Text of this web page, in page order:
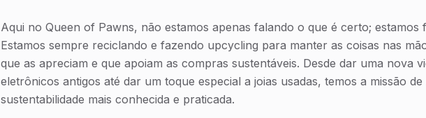
Aqui no Queen of Pawns, não estamos apenas falando o que é certo; estamos
Estamos sempre reciclando e fazendo upcycling para manter as coisas nas
que as apreciam e que apoiam as compras sustentáveis. Desde dar uma nova
eletrônicos antigos até dar um toque especial a joias usadas, temos a missão
sustentabilidade mais conhecida e praticada.